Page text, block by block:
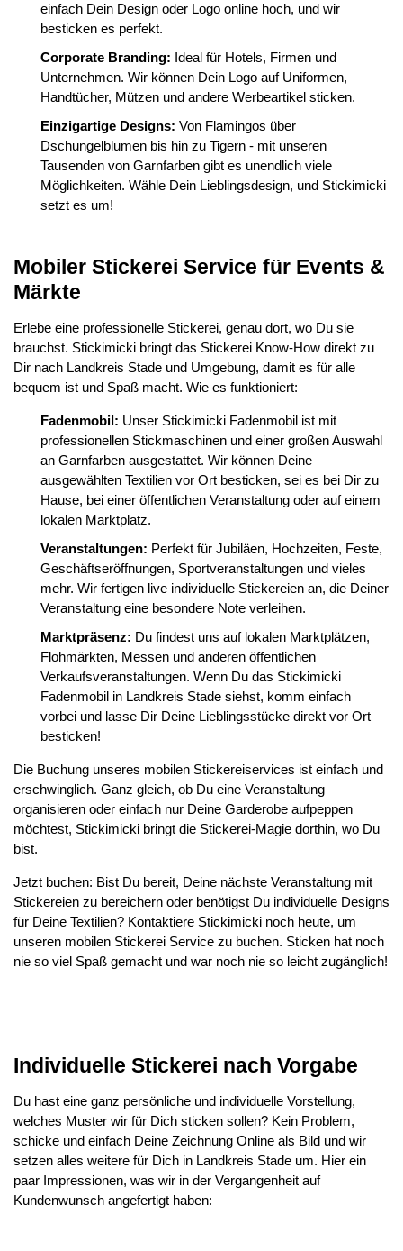
einfach Dein Design oder Logo online hoch, und wir
besticken es perfekt.
Corporate Branding: Ideal für Hotels, Firmen und
Unternehmen. Wir können Dein Logo auf Uniformen,
Handtücher, Mützen und andere Werbeartikel sticken.
Einzigartige Designs: Von Flamingos über
Dschungelblumen bis hin zu Tigern - mit unseren
Tausenden von Garnfarben gibt es unendlich viele
Möglichkeiten. Wähle Dein Lieblingsdesign, und Stickimicki
setzt es um!
Mobiler Stickerei Service für Events &
Märkte
Erlebe eine professionelle Stickerei, genau dort, wo Du sie
brauchst. Stickimicki bringt das Stickerei Know-How direkt zu
Dir nach Landkreis Stade und Umgebung, damit es für alle
bequem ist und Spaß macht. Wie es funktioniert:
Fadenmobil: Unser Stickimicki Fadenmobil ist mit
professionellen Stickmaschinen und einer großen Auswahl
an Garnfarben ausgestattet. Wir können Deine
ausgewählten Textilien vor Ort besticken, sei es bei Dir zu
Hause, bei einer öffentlichen Veranstaltung oder auf einem
lokalen Marktplatz.
Veranstaltungen: Perfekt für Jubiläen, Hochzeiten, Feste,
Geschäftseröffnungen, Sportveranstaltungen und vieles
mehr. Wir fertigen live individuelle Stickereien an, die Deiner
Veranstaltung eine besondere Note verleihen.
Marktpräsenz: Du findest uns auf lokalen Marktplätzen,
Flohmärkten, Messen und anderen öffentlichen
Verkaufsveranstaltungen. Wenn Du das Stickimicki
Fadenmobil in Landkreis Stade siehst, komm einfach
vorbei und lasse Dir Deine Lieblingsstücke direkt vor Ort
besticken!
Die Buchung unseres mobilen Stickereiservices ist einfach und
erschwinglich. Ganz gleich, ob Du eine Veranstaltung
organisieren oder einfach nur Deine Garderobe aufpeppen
möchtest, Stickimicki bringt die Stickerei-Magie dorthin, wo Du
bist.
Jetzt buchen: Bist Du bereit, Deine nächste Veranstaltung mit
Stickereien zu bereichern oder benötigst Du individuelle Designs
für Deine Textilien? Kontaktiere Stickimicki noch heute, um
unseren mobilen Stickerei Service zu buchen. Sticken hat noch
nie so viel Spaß gemacht und war noch nie so leicht zugänglich!
Individuelle Stickerei nach Vorgabe
Du hast eine ganz persönliche und individuelle Vorstellung,
welches Muster wir für Dich sticken sollen? Kein Problem,
schicke und einfach Deine Zeichnung Online als Bild und wir
setzen alles weitere für Dich in Landkreis Stade um. Hier ein
paar Impressionen, was wir in der Vergangenheit auf
Kundenwunsch angefertigt haben: